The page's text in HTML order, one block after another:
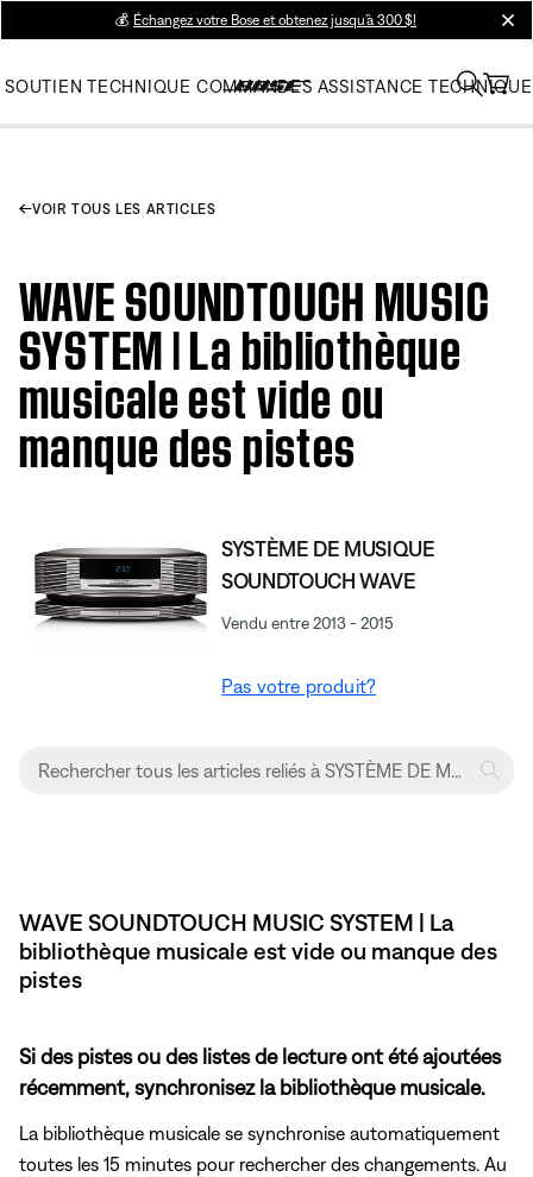
💰 Échangez votre Bose et obtenez jusqu’à 300 $!
SOUTIEN TECHNIQUE COMMANDES ASSISTANCE TECHNIQUE
VOIR TOUS LES ARTICLES
WAVE SOUNDTOUCH MUSIC
SYSTEM | La bibliothèque
musicale est vide ou
manque des pistes
SYSTÈME DE MUSIQUE
SOUNDTOUCH WAVE
Vendu entre 2013 - 2015
Pas votre produit?
WAVE SOUNDTOUCH MUSIC SYSTEM | La
bibliothèque musicale est vide ou manque des
pistes
Si des pistes ou des listes de lecture ont été ajoutées
récemment, synchronisez la bibliothèque musicale.
La bibliothèque musicale se synchronise automatiquement
toutes les 15 minutes pour rechercher des changements. Au